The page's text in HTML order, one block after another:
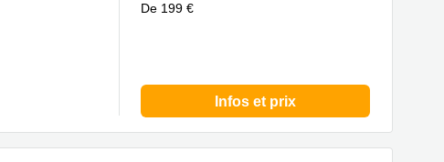
De 199 €
Infos et prix